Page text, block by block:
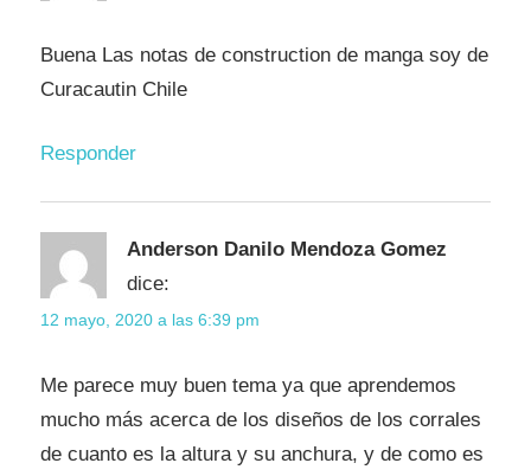
Buena Las notas de construction de manga soy de
Curacautin Chile
Responder
Anderson Danilo Mendoza Gomez
dice:
12 mayo, 2020 a las 6:39 pm
Me parece muy buen tema ya que aprendemos
mucho más acerca de los diseños de los corrales
de cuanto es la altura y su anchura, y de como es